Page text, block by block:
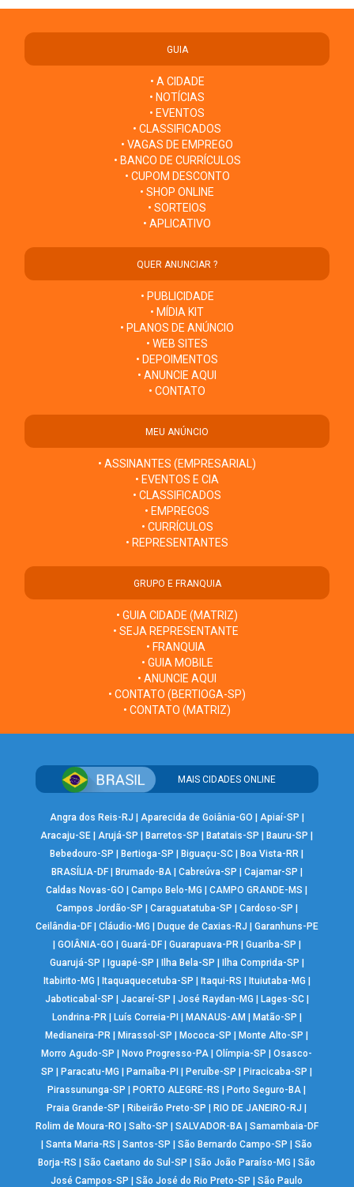
GUIA
• A CIDADE
• NOTÍCIAS
• EVENTOS
• CLASSIFICADOS
• VAGAS DE EMPREGO
• BANCO DE CURRÍCULOS
• CUPOM DESCONTO
• SHOP ONLINE
• SORTEIOS
• APLICATIVO
QUER ANUNCIAR ?
• PUBLICIDADE
• MÍDIA KIT
• PLANOS DE ANÚNCIO
• WEB SITES
• DEPOIMENTOS
• ANUNCIE AQUI
• CONTATO
MEU ANÚNCIO
• ASSINANTES (EMPRESARIAL)
• EVENTOS E CIA
• CLASSIFICADOS
• EMPREGOS
• CURRÍCULOS
• REPRESENTANTES
GRUPO E FRANQUIA
• GUIA CIDADE (MATRIZ)
• SEJA REPRESENTANTE
• FRANQUIA
• GUIA MOBILE
• ANUNCIE AQUI
• CONTATO (BERTIOGA-SP)
• CONTATO (MATRIZ)
MAIS CIDADES ONLINE
Angra dos Reis-RJ | Aparecida de Goiânia-GO | Apiaí-SP |
Aracaju-SE | Arujá-SP |Barretos-SP |Batatais-SP |Bauru-SP |
Bebedouro-SP |Bertioga-SP |Biguaçu-SC |Boa Vista-RR |
BRASÍLIA-DF| Brumado-BA| Cabreúva-SP | Cajamar-SP |
Caldas Novas-GO |Campo Belo-MG |CAMPO GRANDE-MS |
Campos Jordão-SP | Caraguatatuba-SP | Cardoso-SP |
Ceilândia-DF| Cláudio-MG | Duque de Caxias-RJ | Garanhuns-PE
| GOIÂNIA-GO | Guará-DF| Guarapuava-PR | Guariba-SP |
Guarujá-SP | Iguapé-SP | Ilha Bela-SP | Ilha Comprida-SP |
Itabirito-MG | Itaquaquecetuba-SP | Itaqui-RS | Ituiutaba-MG |
Jaboticabal-SP | Jacareí-SP | José Raydan-MG | Lages-SC|
Londrina-PR | Luís Correia-PI | MANAUS-AM | Matão-SP |
Medianeira-PR |Mirassol-SP |Mococa-SP |Monte Alto-SP |
Morro Agudo-SP |Novo Progresso-PA |Olímpia-SP |Osasco-
SP |Paracatu-MG |Parnaíba-PI |Peruíbe-SP |Piracicaba-SP |
Pirassununga-SP |PORTO ALEGRE-RS |Porto Seguro-BA |
Praia Grande-SP |Ribeirão Preto-SP |RIO DE JANEIRO-RJ |
Rolim de Moura-RO | Salto-SP | SALVADOR-BA| Samambaia-DF
|Santa Maria-RS |Santos-SP |São Bernardo Campo-SP |São
Borja-RS |São Caetano do Sul-SP |São João Paraíso-MG |São
José Campos-SP |São José do Rio Preto-SP |São Paulo